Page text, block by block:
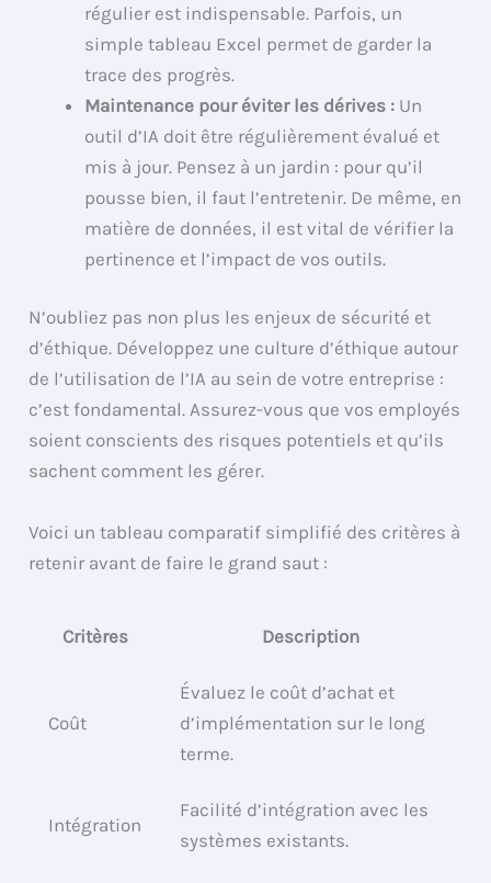
régulier est indispensable. Parfois, un
simple tableau Excel permet de garder la
trace des progrès.
Maintenance pour éviter les dérives : Un
outil d’IA doit être régulièrement évalué et
mis à jour. Pensez à un jardin : pour qu’il
pousse bien, il faut l’entretenir. De même, en
matière de données, il est vital de vérifier la
pertinence et l’impact de vos outils.
N’oubliez pas non plus les enjeux de sécurité et
d’éthique. Développez une culture d’éthique autour
de l’utilisation de l’IA au sein de votre entreprise :
c’est fondamental. Assurez-vous que vos employés
soient conscients des risques potentiels et qu’ils
sachent comment les gérer.
Voici un tableau comparatif simplifié des critères à
retenir avant de faire le grand saut :
Critères Description
Coût
Évaluez le coût d’achat et
d’implémentation sur le long
terme.
Intégration
Facilité d’intégration avec les
systèmes existants.